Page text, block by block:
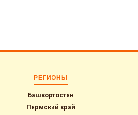
РЕГИОНЫ
Башкортостан
Пермский край